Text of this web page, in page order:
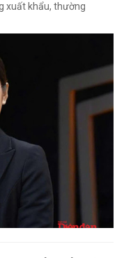
xuất khẩu, thường